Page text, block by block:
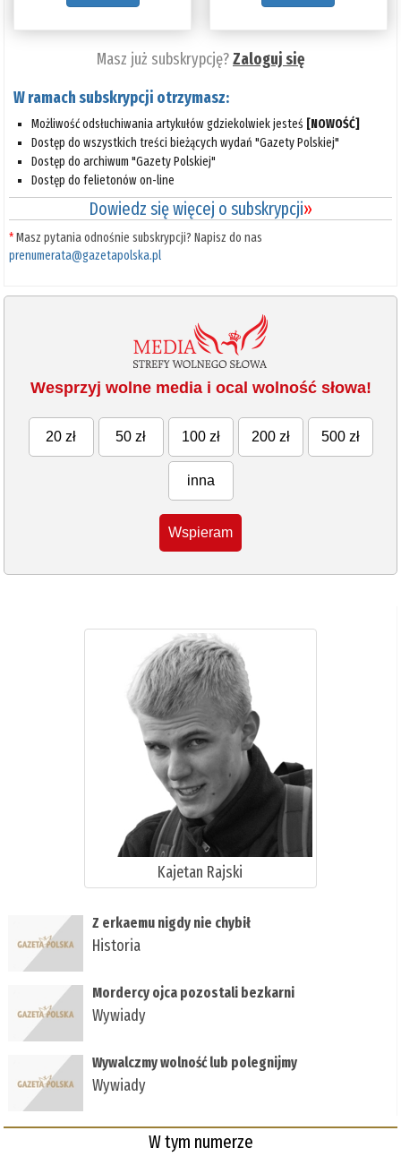
Masz już subskrypcję?Zaloguj się
W ramach subskrypcji otrzymasz:
Możliwość odsłuchiwania artykułów gdziekolwiek jesteś [NOWOŚĆ]
Dostęp do wszystkich treści bieżących wydań "Gazety Polskiej"
Dostęp do archiwum "Gazety Polskiej"
Dostęp do felietonów on-line
Dowiedz się więcej o subskrypcji»
*Masz pytania odnośnie subskrypcji? Napisz do nas
prenumerata@gazetapolska.pl
Wesprzyj wolne media i ocal wolność słowa!
20 zł 50 zł 100 zł 200 zł 500 zł
inna
Wspieram
Kajetan Rajski
Z erkaemu nigdy nie chybił
Historia
Mordercy ojca pozostali bezkarni
Wywiady
Wywalczmy wolność lub polegnijmy
Wywiady
W tym numerze